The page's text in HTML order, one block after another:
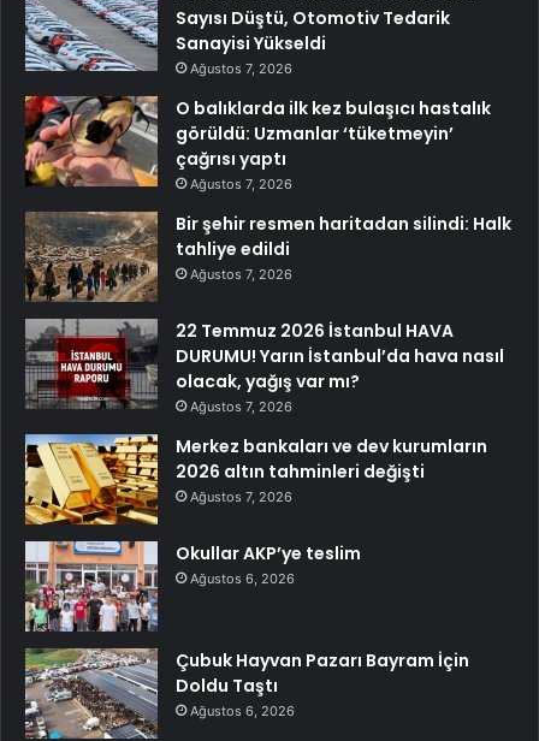
Sayısı Düştü, Otomotiv Tedarik
Sanayisi Yükseldi
Ağustos 7, 2026
O balıklarda ilk kez bulaşıcı hastalık
görüldü: Uzmanlar ‘tüketmeyin’
çağrısı yaptı
Ağustos 7, 2026
Bir şehir resmen haritadan silindi: Halk
tahliye edildi
Ağustos 7, 2026
22 Temmuz 2026 İstanbul HAVA
DURUMU! Yarın İstanbul’da hava nasıl
olacak, yağış var mı?
Ağustos 7, 2026
Merkez bankaları ve dev kurumların
2026 altın tahminleri değişti
Ağustos 7, 2026
Okullar AKP’ye teslim
Ağustos 6, 2026
Çubuk Hayvan Pazarı Bayram İçin
Doldu Taştı
Ağustos 6, 2026